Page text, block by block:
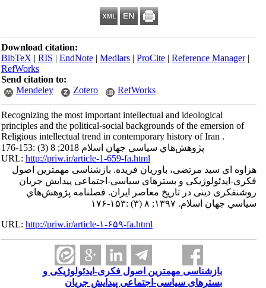
Download citation:
BibTeX|RIS|EndNote|Medlars|ProCite|Reference Manager
RefWorks
Send citation to:
Mendeley
Zotero RefWorks
Recognizing the most important intellectual and ideological
principles and the political-social backgrounds of the emersion of
Religious intellectual trend in contemporary history of Iran .
پژوهش‌هاي سياسي جهان اسلام 2018; 8 (3) :153-176
URL:http://priw.ir/article-1-659-fa.html
هزاوه ای سید مرتضی، باوریان فریده. بازشناسی مهمترین اصول
فکری-ایدئولوژیکی و بسترهای سیاسی-اجتماعی پیدایش جریان
روشنفکری دینی در تاریخ معاصر ایران. فصلنامه پژوهش‌هاي
سياسي جهان اسلام. ۱۳۹۷; ۸ (۳) :۱۵۳-۱۷۶
URL:http://priw.ir/article-۱-۶۵۹-fa.html
بازشناسی مهمترین اصول فکری-ایدئولوژیکی و
بسترهای سیاسی-اجتماعی پیدایش جریان